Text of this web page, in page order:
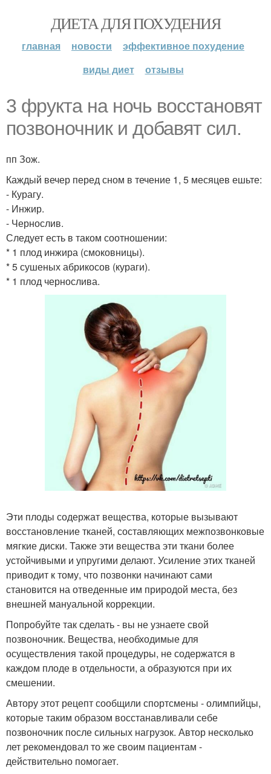
ДИЕТА ДЛЯ ПОХУДЕНИЯ
главная новости
эффективное похудение
виды диет
отзывы
3 фрукта на ночь восстановят
позвоночник и добавят сил.
пп Зож.
Каждый вечер перед сном в течение 1, 5 месяцев ешьте:
- Курагу.
- Инжир.
- Чернослив.
Следует есть в таком соотношении:
* 1 плод инжира (смоковницы).
* 5 сушеных абрикосов (кураги).
* 1 плод чернослива.
Эти плоды содержат вещества, которые вызывают
восстановление тканей, составляющих межпозвонковые
мягкие диски. Также эти вещества эти ткани более
устойчивыми и упругими делают. Усиление этих тканей
приводит к тому, что позвонки начинают сами
становится на отведенные им природой места, без
внешней мануальной коррекции.
Попробуйте так сделать - вы не узнаете свой
позвоночник. Вещества, необходимые для
осуществления такой процедуры, не содержатся в
каждом плоде в отдельности, а образуются при их
смешении.
Автору этот рецепт сообщили спортсмены - олимпийцы,
которые таким образом восстанавливали себе
позвоночник после сильных нагрузок. Автор несколько
лет рекомендовал то же своим пациентам -
действительно помогает.